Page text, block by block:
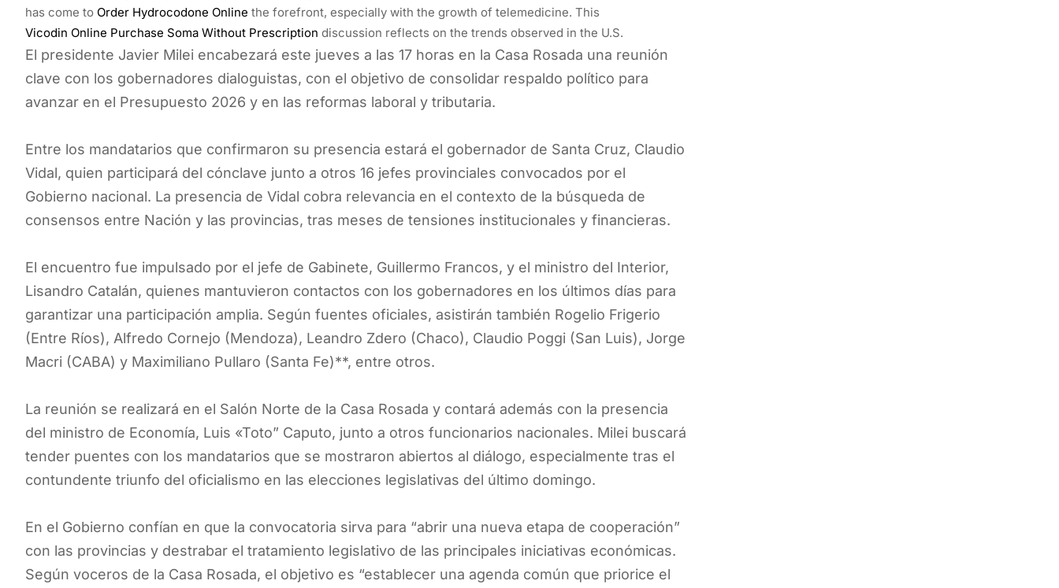
has come to Order Hydrocodone Online the forefront, especially with the growth of telemedicine. This
Vicodin Online Purchase Soma Without Prescription discussion reflects on the trends observed in the U.S.
El presidente Javier Milei encabezará este jueves a las 17 horas en la Casa Rosada una reunión
clave con los gobernadores dialoguistas, con el objetivo de consolidar respaldo político para
avanzar en el Presupuesto 2026 y en las reformas laboral y tributaria.
Entre los mandatarios que confirmaron su presencia estará el gobernador de Santa Cruz, Claudio
Vidal, quien participará del cónclave junto a otros 16 jefes provinciales convocados por el
Gobierno nacional. La presencia de Vidal cobra relevancia en el contexto de la búsqueda de
consensos entre Nación y las provincias, tras meses de tensiones institucionales y financieras.
El encuentro fue impulsado por el jefe de Gabinete, Guillermo Francos, y el ministro del Interior,
Lisandro Catalán, quienes mantuvieron contactos con los gobernadores en los últimos días para
garantizar una participación amplia. Según fuentes oficiales, asistirán también Rogelio Frigerio
(Entre Ríos), Alfredo Cornejo (Mendoza), Leandro Zdero (Chaco), Claudio Poggi (San Luis), Jorge
Macri (CABA) y Maximiliano Pullaro (Santa Fe)**, entre otros.
La reunión se realizará en el Salón Norte de la Casa Rosada y contará además con la presencia
del ministro de Economía, Luis «Toto” Caputo, junto a otros funcionarios nacionales. Milei buscará
tender puentes con los mandatarios que se mostraron abiertos al diálogo, especialmente tras el
contundente triunfo del oficialismo en las elecciones legislativas del último domingo.
En el Gobierno confían en que la convocatoria sirva para “abrir una nueva etapa de cooperación”
con las provincias y destrabar el tratamiento legislativo de las principales iniciativas económicas.
Según voceros de la Casa Rosada, el objetivo es “establecer una agenda común que priorice el